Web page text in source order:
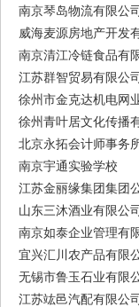
南京琴岛物流有限公
威海麦源房地产开发
南京清江冷链食品有
江苏群智贸易有限公
徐州市金克达机电网
徐州青叶居文化传播
北京永拓会计师事务
南京宇通实验学校
江苏金丽缘集团集团
山东三沐酒业有限公
南京如泰企业管理有
宜兴汇川农产品有限
无锡市鲁玉石业有限
江苏竑邑汽配有限公